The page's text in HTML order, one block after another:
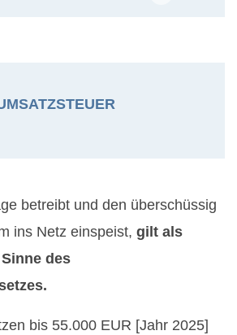
betreibt und den überschüssig
ins Netz einspeist, gilt als
des
bis 55.000 EUR [Jahr 2025]